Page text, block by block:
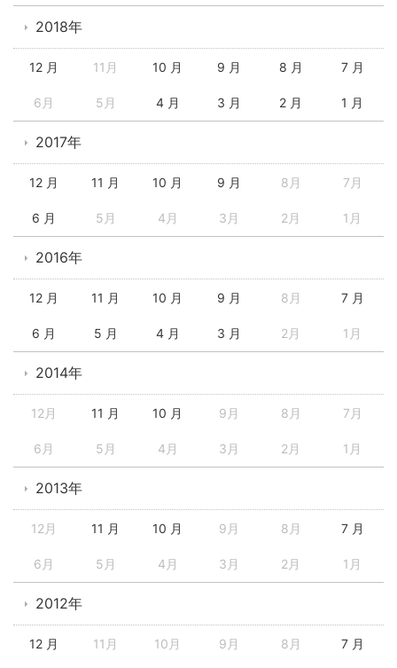
2018年
12 月 11月 10 月 9 月 8 月 7 月
6月 5月 4 月 3 月 2 月 1 月
2017年
12 月 11 月 10 月 9 月 8月 7月
6 月 5月 4月 3月 2月 1月
2016年
12 月 11 月 10 月 9 月 8月 7 月
6 月 5 月 4 月 3 月 2月 1月
2014年
12月 11 月 10 月 9月 8月 7月
6月 5月 4月 3月 2月 1月
2013年
12月 11 月 10 月 9月 8月 7 月
6月 5月 4月 3月 2月 1月
2012年
12 月 11月 10月 9月 8月 7 月